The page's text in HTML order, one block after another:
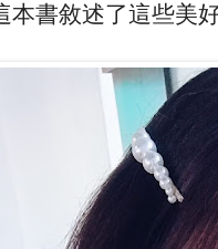
本書敘述了這些美